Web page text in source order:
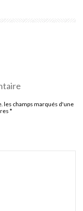
les champs marqués d'une
*